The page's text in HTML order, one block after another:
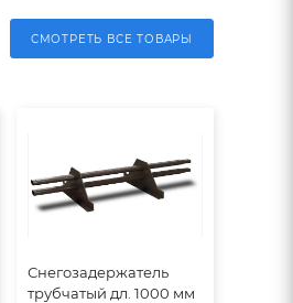
СМОТРЕТЬ ВСЕ ТОВАРЫ
Снегозадержатель
трубчатый дл. 1000 мм